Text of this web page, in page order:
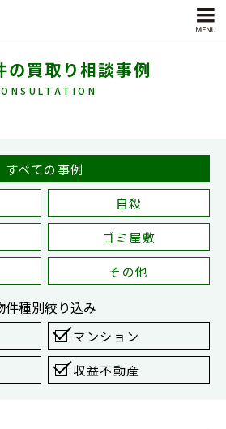
ービス内容
殺物件買取
人物件買取
ミ屋敷物件買取
対応エリア
の買取り相談事例
すべての事例
自殺
ゴミ屋敷
その他
件種別絞り込み
マンション
収益不動産